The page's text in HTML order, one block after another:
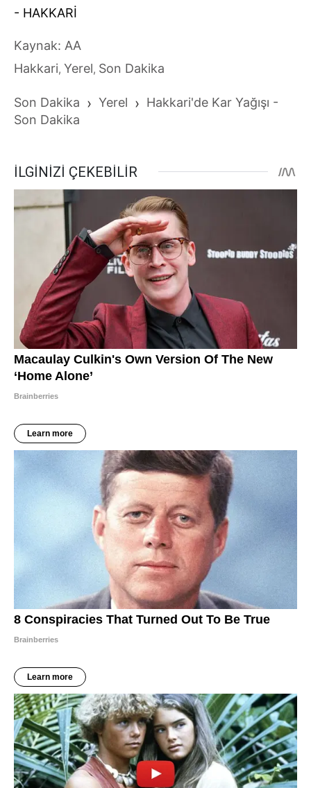
- HAKKARİ
Kaynak: AA
Hakkari, Yerel, Son Dakika
Son Dakika › Yerel › Hakkari'de Kar Yağışı -
Son Dakika